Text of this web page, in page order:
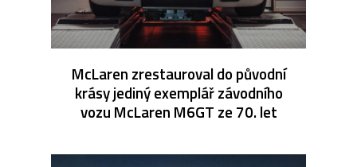
McLaren zrestauroval do původní
krásy jediný exemplář závodního
vozu McLaren M6GT ze 70. let